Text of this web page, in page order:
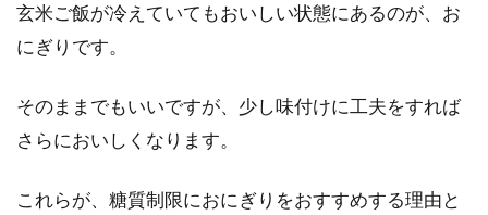
粥の炊き方
栄養価が高い玄米は「完全栄養食」といわれて
玄米ご飯が冷えていてもおいしい状態にあるのが、お
にぎりです。
そのままでもいいですが、少し味付けに工夫をすれば
さらにおいしくなります。
これらが、糖質制限におにぎりをおすすめする理由と